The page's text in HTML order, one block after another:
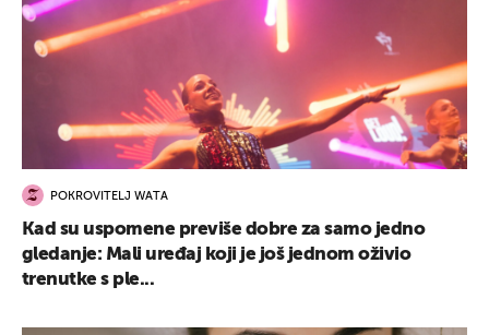
POKROVITELJ WATA
Kad su uspomene previše dobre za samo jedno
gledanje: Mali uređaj koji je još jednom oživio
trenutke s ple...